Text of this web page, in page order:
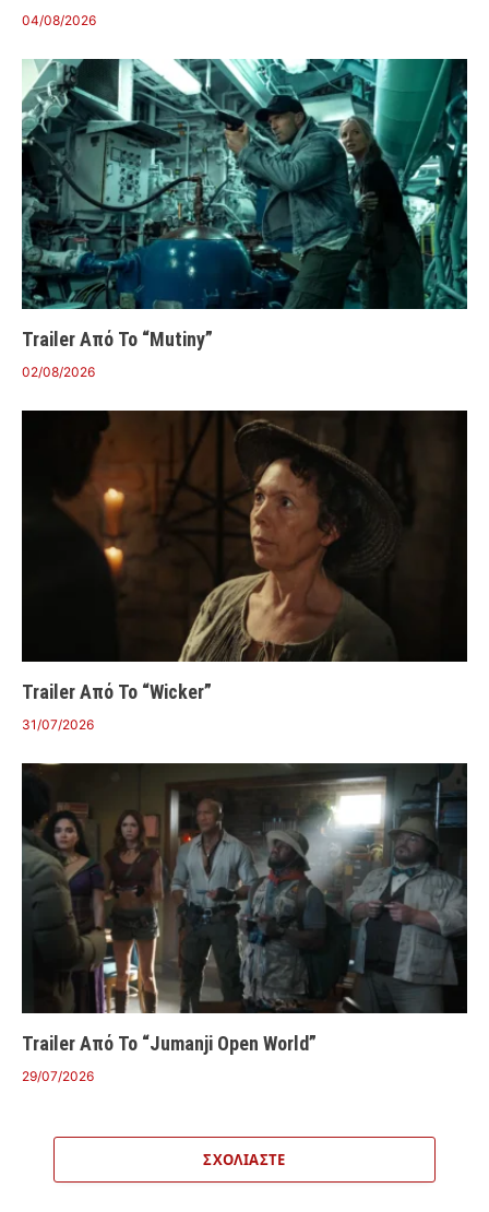
04/08/2026
Trailer Από Το “Mutiny”
02/08/2026
Trailer Από Το “Wicker”
31/07/2026
Trailer Από Το “Jumanji Open World”
29/07/2026
ΣΧΟΛΙΆΣΤΕ